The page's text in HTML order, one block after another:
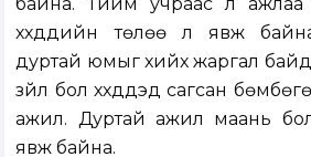
байна. Тийм учраас л ажлаа
хүүхдүүдийн төлөө л явж
дуртай юмыг хийх жаргал
зүйл бол хүүхдүүдэд сагсан
ажил. Дуртай ажил маань
явж байна.